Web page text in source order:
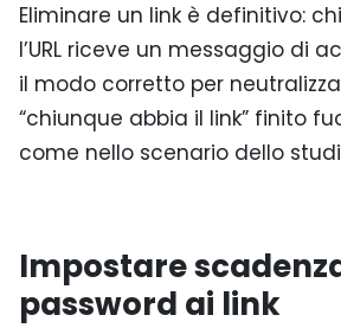
Eliminare un link è definitivo:
l’URL riceve un messaggio di
il modo corretto per
“chiunque abbia il link” finito
come nello scenario dello
Impostare
password ai link